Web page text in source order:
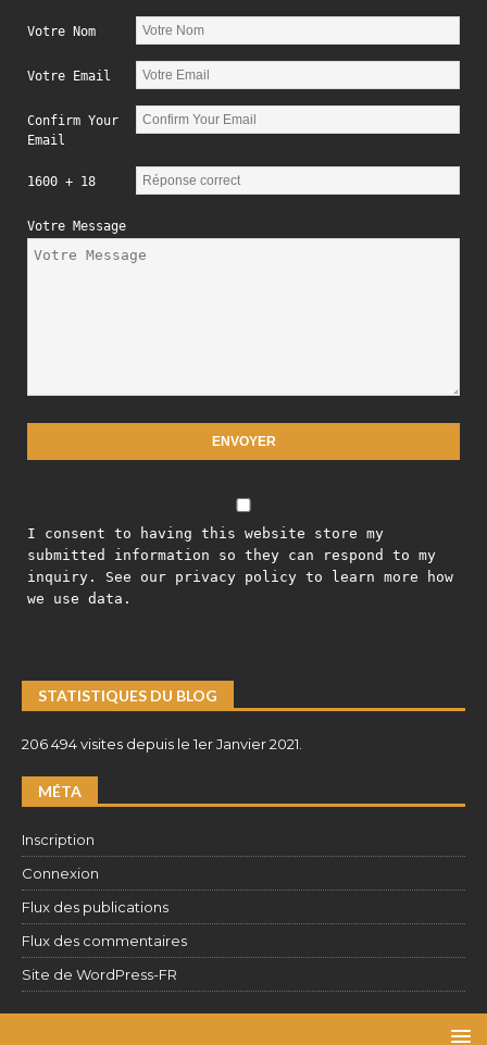
Votre Nom
Votre Email
Confirm Your
Email
1600 + 18
Votre Message
I consent to having this website store my
submitted information so they can respond to my
inquiry. See our privacy policy to learn more how
we use data.
STATISTIQUES DU BLOG
206 494 visites depuis le 1er Janvier 2021.
MÉTA
Inscription
Connexion
Flux des publications
Flux des commentaires
Site de WordPress-FR